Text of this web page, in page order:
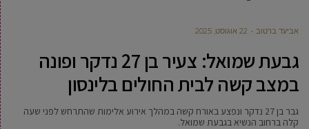
אביעד ברטוב 22 אוגוסט, 2025
גבעת שמואל: צעיר בן 27 נדקר ופונה
במצב קשה לבית החולים בלינסון
גבר בן 27 נדקר ונפצע באורח קשה במהלך אירוע אלימות שהתרחש לפני שעה
קלה ברחוב הנשיא בגבעת שמואל.